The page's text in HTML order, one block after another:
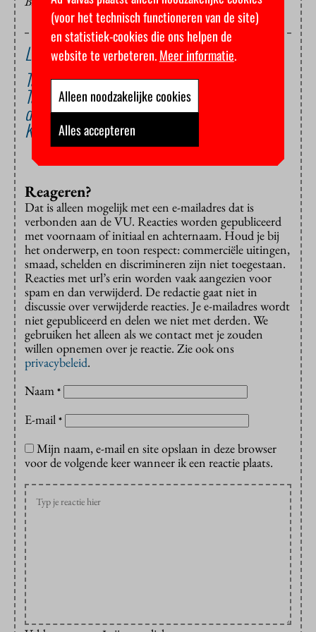
Lees ook
Tandheelkundige opleiding wordt niet korter
Tandheelkundefaculteit Acta krijgt nieuwe
decaan
Kabinet wil duur tandartsopleiding verkorten
Reageren?
Dat is alleen mogelijk met een e-mailadres dat is
verbonden aan de VU. Reacties worden gepubliceerd
met voornaam of initiaal en achternaam. Houd je bij
het onderwerp, en toon respect: commerciële uitingen,
smaad, schelden en discrimineren zijn niet toegestaan.
Reacties met url’s erin worden vaak aangezien voor
spam en dan verwijderd. De redactie gaat niet in
discussie over verwijderde reacties. Je e-mailadres wordt
niet gepubliceerd en delen we niet met derden. We
gebruiken het alleen als we contact met je zouden
willen opnemen over je reactie. Zie ook ons
privacybeleid.
Naam *
E-mail *
Mijn naam, e-mail en site opslaan in deze browser
voor de volgende keer wanneer ik een reactie plaats.
(voor het technisch functioneren van de site)
en statistiek-cookies die ons helpen de
website te verbeteren.Meer informatie.
Alleen noodzakelijke cookies
Alles accepteren